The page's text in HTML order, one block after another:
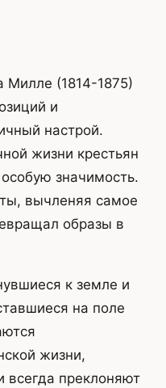
Милле (1814-1875)
и
настрой.
жизни крестьян
значимость.
вычленяя самое
образы в
к земле и
на поле
жизни,
всегда преклоняют